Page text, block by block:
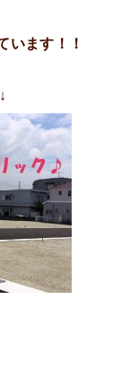
います！！